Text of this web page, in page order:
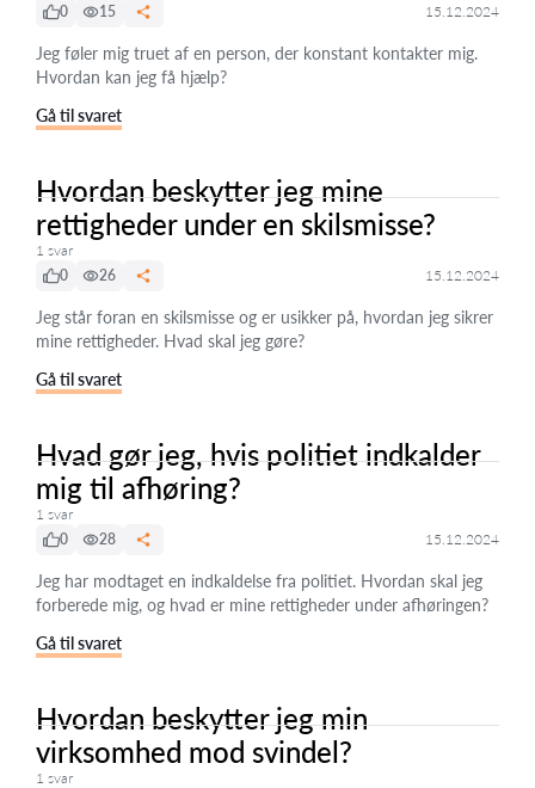
0
15 15.12.2024
Jeg føler mig truet af en person, der konstant kontakter mig.
Hvordan kan jeg få hjælp?
Gå til svaret
Hvordan beskytter jeg mine
rettigheder under en skilsmisse?
1 svar
0
26 15.12.2024
Jeg står foran en skilsmisse og er usikker på, hvordan jeg sikrer
mine rettigheder. Hvad skal jeg gøre?
Gå til svaret
Hvad gør jeg, hvis politiet indkalder
mig til afhøring?
1 svar
0
28 15.12.2024
Jeg har modtaget en indkaldelse fra politiet. Hvordan skal jeg
forberede mig, og hvad er mine rettigheder under afhøringen?
Gå til svaret
Hvordan beskytter jeg min
virksomhed mod svindel?
1 svar